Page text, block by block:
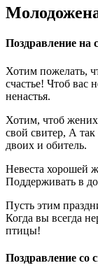
Поздравление на
Хотим пожелать,
счастье! Чтоб вас
ненастья.
Хотим, чтоб
свой свитер, А
двоих и обитель.
Невеста хорошей
Поддерживать в
Пусть этим
Когда вы всегда
птицы!
Поздравление со